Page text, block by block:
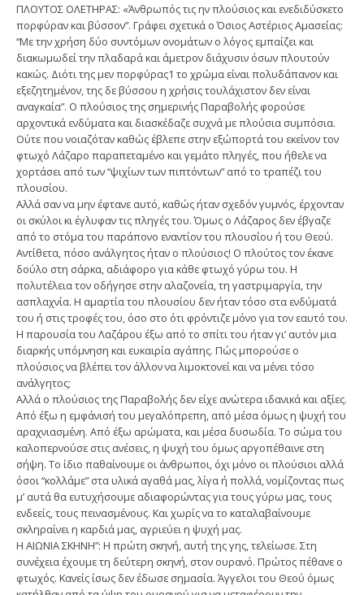
ΠΛΟΥΤΟΣ ΟΛΕΤΗΡΑΣ: «Άνθρωπός τις ην πλούσιος και ενεδιδύσκετο
πορφύραν και βύσσον”. Γράφει σχετικά ο Όσιος Αστέριος Αμασείας:
“Με την χρήση δύο συντόμων ονομάτων ο λόγος εμπαίζει και
διακωμωδεί την πλαδαρά και άμετρον διάχυσιν όσων πλουτούν
κακώς. Διότι της μεν πορφύρας1 το χρώμα είναι πολυδάπανον και
εξεζητημένον, της δε βύσσου η χρήσις τουλάχιστον δεν είναι
αναγκαία”. Ο πλούσιος της σημερινής Παραβολής φορούσε
αρχοντικά ενδύματα και διασκέδαζε συχνά με πλούσια συμπόσια.
Ούτε που νοιαζόταν καθώς έβλεπε στην εξώπορτά του εκείνον τον
φτωχό Λάζαρο παραπεταμένο και γεμάτο πληγές, που ήθελε να
χορτάσει από των “ψιχίων των πιπτόντων” από το τραπέζι του
πλουσίου.
Αλλά σαν να μην έφτανε αυτό, καθώς ήταν σχεδόν γυμνός, έρχονταν
οι σκύλοι κι έγλυφαν τις πληγές του. Όμως ο Λάζαρος δεν έβγαζε
από το στόμα του παράπονο εναντίον του πλουσίου ή του Θεού.
Αντίθετα, πόσο ανάλγητος ήταν ο πλούσιος! Ο πλούτος τον έκανε
δούλο στη σάρκα, αδιάφορο για κάθε φτωχό γύρω του. Η
πολυτέλεια τον οδήγησε στην αλαζονεία, τη γαστριμαργία, την
ασπλαχνία. Η αμαρτία του πλουσίου δεν ήταν τόσο στα ενδύματά
του ή στις τροφές του, όσο στο ότι φρόντιζε μόνο για τον εαυτό του.
Η παρουσία του Λαζάρου έξω από το σπίτι του ήταν γι’ αυτόν μια
διαρκής υπόμνηση και ευκαιρία αγάπης. Πώς μπορούσε ο
πλούσιος να βλέπει τον άλλον να λιμοκτονεί και να μένει τόσο
ανάλγητος;
Αλλά ο πλούσιος της Παραβολής δεν είχε ανώτερα ιδανικά και αξίες.
Από έξω η εμφάνισή του μεγαλόπρεπη, από μέσα όμως η ψυχή του
αραχνιασμένη. Από έξω αρώματα, και μέσα δυσωδία. Το σώμα του
καλοπερνούσε στις ανέσεις, η ψυχή του όμως αργοπέθαινε στη
σήψη. Το ίδιο παθαίνουμε οι άνθρωποι, όχι μόνο οι πλούσιοι αλλά
όσοι “κολλάμε” στα υλικά αγαθά μας, λίγα ή πολλά, νομίζοντας πως
μ’ αυτά θα ευτυχήσουμε αδιαφορώντας για τους γύρω μας, τους
ενδεείς, τους πεινασμένους. Και χωρίς να το καταλαβαίνουμε
σκληραίνει η καρδιά μας, αγριεύει η ψυχή μας.
Η ΑΙΩΝΙΑ ΣΚΗΝΗ”: Η πρώτη σκηνή, αυτή της γης, τελείωσε. Στη
συνέχεια έχουμε τη δεύτερη σκηνή, στον ουρανό. Πρώτος πέθανε ο
φτωχός. Κανείς ίσως δεν έδωσε σημασία. Άγγελοι του Θεού όμως